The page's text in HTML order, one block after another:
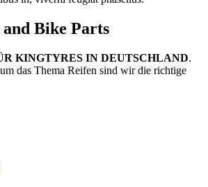
Bike Parts
KINGTYRES IN DEUTSCHLAND.
das Thema Reifen sind wir die richtige